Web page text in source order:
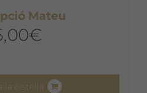
Mateu
€
la cistella